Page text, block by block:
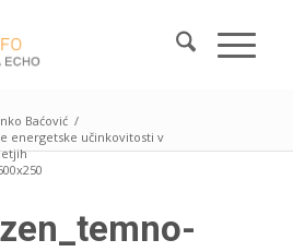
Baćović /
energetske učinkovitosti v